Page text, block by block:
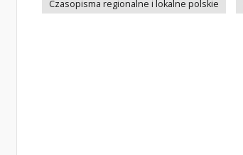
Czasopisma regionalne i lokalne polskie